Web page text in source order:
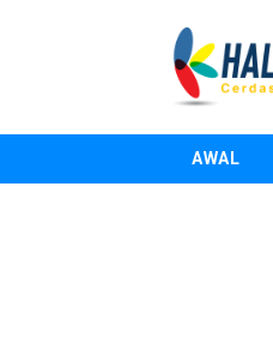
AWAL